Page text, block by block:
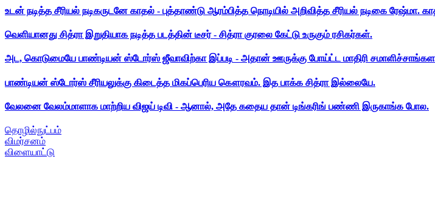
உடன் நடித்த சீரியல் நடிகருடனே காதல் - புத்தாண்டு ஆரம்பித்த நொடியில் அறிவித்த சீரியல் நடிகை ரேஷ்மா.
வெளியானது சித்ரா இறுதியாக நடித்த படத்தின் டீசர் - சித்ரா குரலை கேட்டு உருகும் ரசிகர்கள்.
அட, கொடுமையே பாண்டியன் ஸ்டோர்ஸ் ஜீவாவிற்கா இப்படி - அதான் ஊருக்கு போய்ட்ட மாதிரி
பாண்டியன் ஸ்டோர்ஸ் சீரியலுக்கு கிடைத்த மிகப்பெரிய கௌரவம். இத பாக்க சித்ரா இல்லையே.
வேலனை வேலம்மாளாக மாற்றிய விஜய் டிவி - ஆனால், அதே கதைய தான் டிங்கரிங் பண்ணி இருகாங்க போல.
தொழில்நுட்பம்
விமர்சனம்
விளையாட்டு